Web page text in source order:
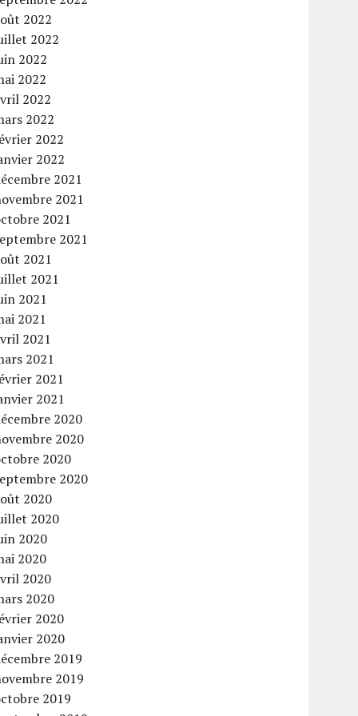
2022
2022
2022
2022
2022
2022
2022
2022
2021
2021
2021
2021
2021
2021
2021
2021
2021
2021
2021
2021
2020
2020
2020
2020
2020
2020
2020
2020
2020
2020
2020
2020
2019
2019
2019